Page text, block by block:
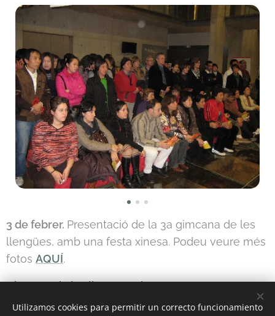
3 de febrer. Presentació de la 3a gimcana de les
llengües, amb una festa xinesa. Podeu veure més
fotos AQUÍ.
Gimcana de les llengües de Tortosa, 2009
Utilizamos cookies para permitir un correcto funcionamiento